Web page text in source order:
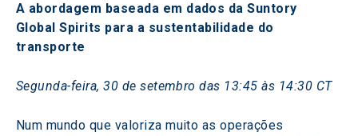
A abordagem baseada em dados da Suntory
Global Spirits para a sustentabilidade do
transporte
Segunda-feira, 30 de setembro das 13:45 às 14:30 CT
Num mundo que valoriza muito as operações